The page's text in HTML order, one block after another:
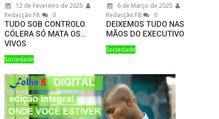
12 de Fevereiro de 2025
Redacção F8
0
TUDO SOB CONTROLO.
CÓLERA SÓ MATA OS…
VIVOS
Sociedade
6 de Março de 2025
Redacção F8
0
DEIXEMOS TUDO NAS
MÃOS DO EXECUTIVO
Sociedade